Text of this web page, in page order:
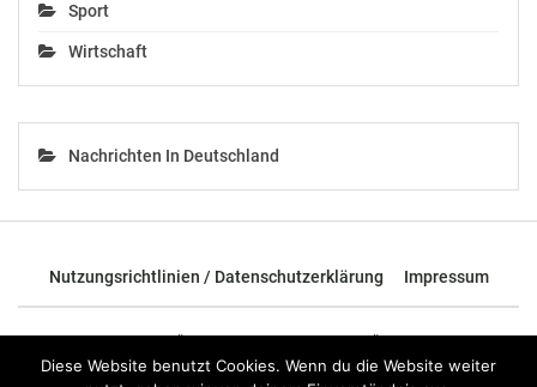
Sport
Wirtschaft
Nachrichten In Deutschland
Nutzungsrichtlinien / Datenschutzerklärung Impressum
© 2026 - TOP News Österreich - Nachrichten aus Österreich und der
ganzen Welt.
Diese Website benutzt Cookies. Wenn du die Website weiter